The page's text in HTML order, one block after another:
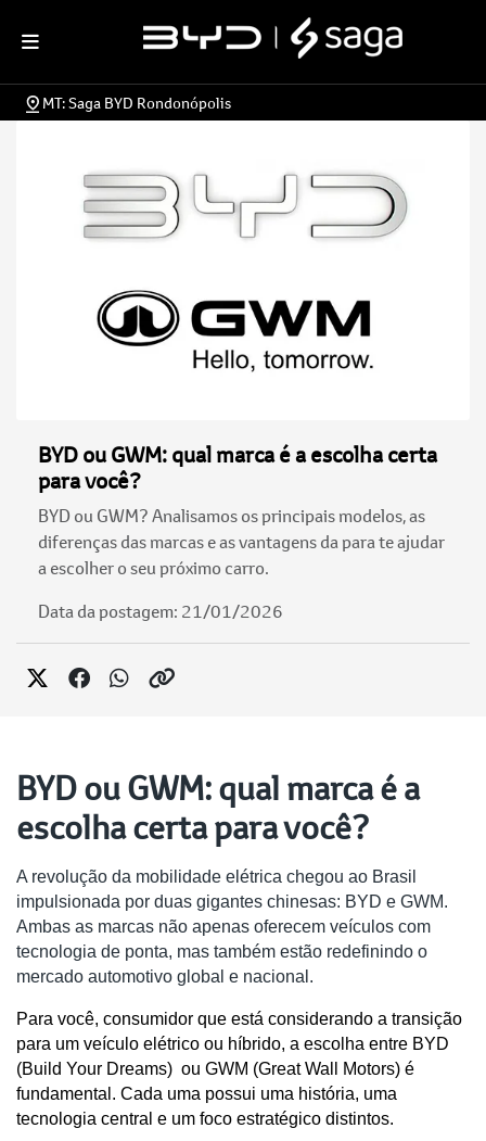
MT: Saga BYD Rondonópolis
BYD ou GWM: qual marca é a escolha certa
para você?
BYD ou GWM? Analisamos os principais modelos, as
diferenças das marcas e as vantagens da para te ajudar
a escolher o seu próximo carro.
Data da postagem: 21/01/2026
BYD ou GWM: qual marca é a
escolha certa para você?
A revolução da mobilidade elétrica chegou ao Brasil
impulsionada por duas gigantes chinesas: BYD e GWM.
Ambas as marcas não apenas oferecem veículos com
tecnologia de ponta, mas também estão redefinindo o
mercado automotivo global e nacional.
Para você, consumidor que está considerando a transição
para um veículo elétrico ou híbrido, a escolha entre BYD
(Build Your Dreams)  ou GWM (Great Wall Motors) é
fundamental. Cada uma possui uma história, uma
tecnologia central e um foco estratégico distintos.